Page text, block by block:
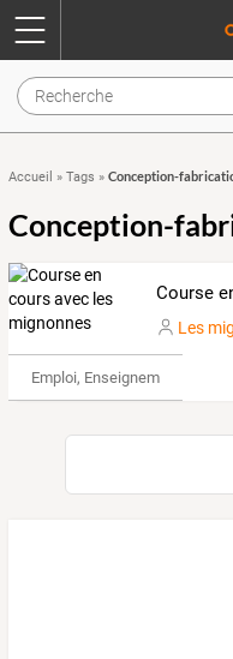
Accueil » Tags » Conception-
Conception-
Les
Emploi, Enseignement &